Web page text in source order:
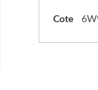
Cote